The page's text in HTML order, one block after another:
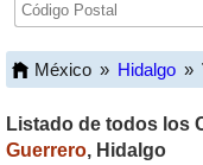
México » Hidalgo »
Listado de todos los
Guerrero, Hidalgo